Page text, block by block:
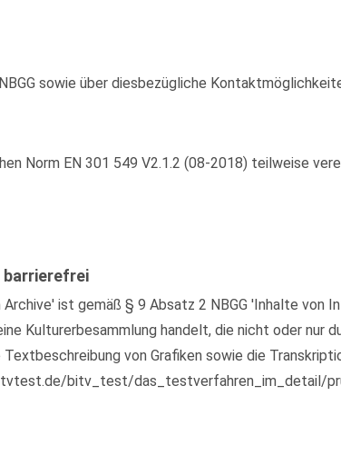
sowie über diesbezügliche
Norm EN 301 549 V2.1.2 (08-2018) teilweise
barrierefrei
ist gemäß § 9 Absatz 2 NBGG 'Inhalte von
Kulturerbesammlung handelt, die nicht oder nur
von Grafiken sowie die
bitv_test/das_testverfahren_im_detail/